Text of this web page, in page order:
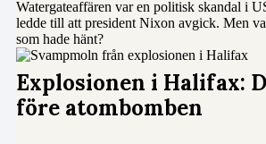
Watergateaffären var en politisk skandal i
ledde till att president Nixon avgick. Men
som hade hänt?
Explosionen i Halifax:
före atombomben